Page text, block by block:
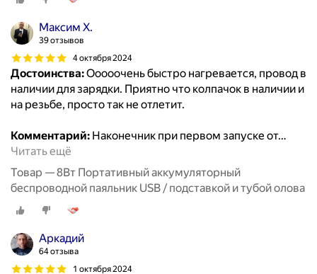
Максим Х.
39 отзывов
4 октября 2024
Достоинства:Ооооочень быстро нагревается, провод в
наличии для зарядки. Приятно что колпачок в наличии и
на резьбе, просто так не отлетит.
Комментарий: Наконечник при первом запуске от…
Читать ещё
Товар — 8Вт Портативный аккумуляторный
беспроводной паяльник USB / подставкой и тубой олова
Аркадий
64 отзыва
1 октября 2024